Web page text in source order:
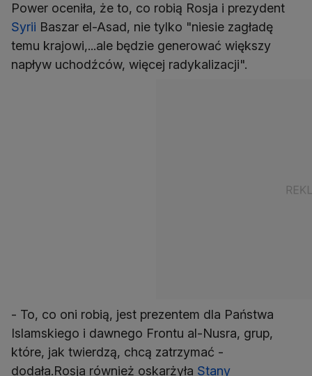
Power oceniła, że to, co robią Rosja i prezydent
Syrii Baszar el-Asad, nie tylko "niesie zagładę
temu krajowi,...ale będzie generować większy
napływ uchodźców, więcej radykalizacji".
- To, co oni robią, jest prezentem dla Państwa
Islamskiego i dawnego Frontu al-Nusra, grup,
które, jak twierdzą, chcą zatrzymać -
dodała.Rosja również oskarżyła Stany